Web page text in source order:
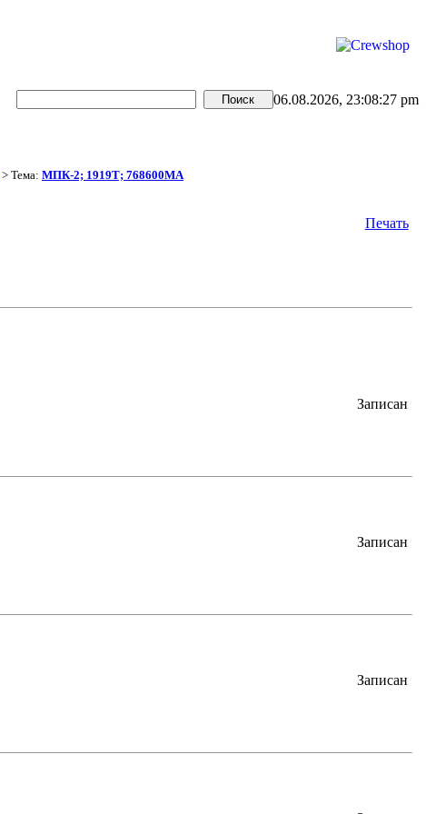
06.08.2026, 23:08:27 pm
> Тема: МПК-2; 1919Т; 768600МА
Печать
Записан
Записан
Записан